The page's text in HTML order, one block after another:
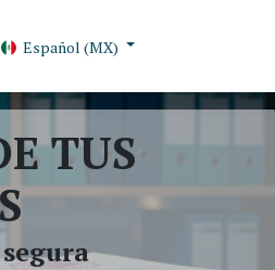
Español (MX)
TUS